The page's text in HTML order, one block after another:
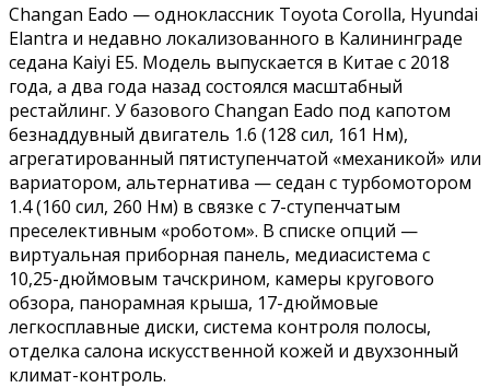
Changan Eado — одноклассник Toyota Corolla, Hyundai
Elantra и недавно локализованного в Калининграде
седана Kaiyi E5. Модель выпускается в Китае с 2018
года, а два года назад состоялся масштабный
рестайлинг. У базового Changan Eado под капотом
безнаддувный двигатель 1.6 (128 сил, 161 Нм),
агрегатированный пятиступенчатой «механикой» или
вариатором, альтернатива — седан с турбомотором
1.4 (160 сил, 260 Нм) в связке с 7-ступенчатым
преселективным «роботом». В списке опций —
виртуальная приборная панель, медиасистема с
10,25-дюймовым тачскрином, камеры кругового
обзора, панорамная крыша, 17-дюймовые
легкосплавные диски, система контроля полосы,
отделка салона искусственной кожей и двухзонный
климат-контроль.